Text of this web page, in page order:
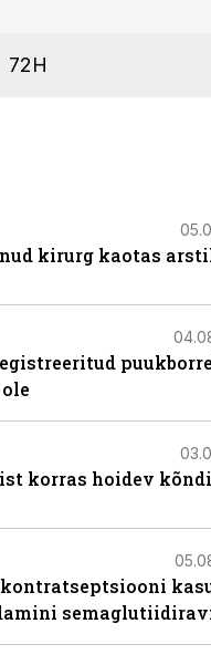
72H
kirurg kaotas
korras hoidev